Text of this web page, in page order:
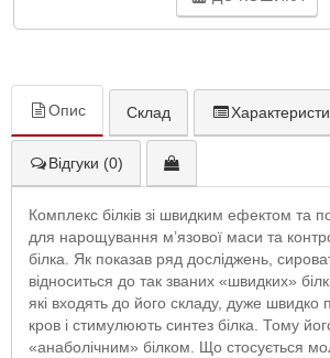
Опис Склад
Відгуки (0)
Комплекс білків зі швидким ефектом та
для нарощування м’язової маси та
білка. Як показав ряд досліджень,
відноситься до так званих «швидких»
які входять до його складу, дуже швидко
кров і стимулюють синтез білка. Тому
«анаболічним» білком. Що стосується